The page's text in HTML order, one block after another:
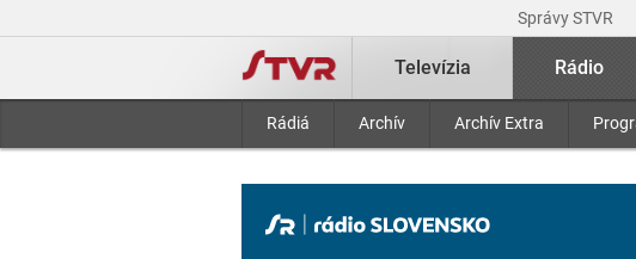
Správy STVR
Televízia Rádio
Rádiá Archív Archív Extra